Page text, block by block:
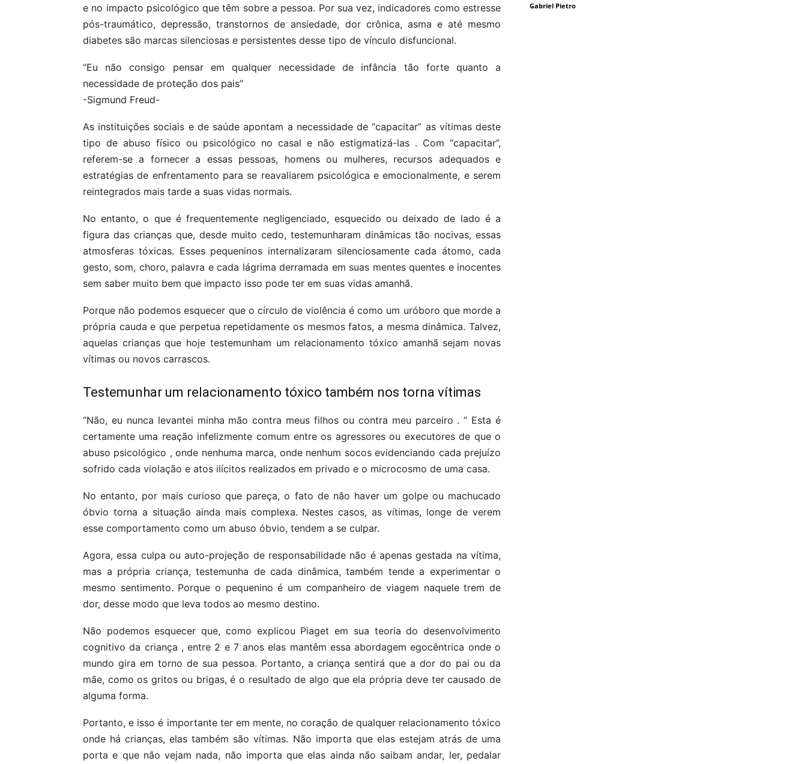
e no impacto psicológico que têm sobre a pessoa. Por sua vez, indicadores como estresse
pós-traumático, depressão, transtornos de ansiedade, dor crônica, asma e até mesmo
diabetes são marcas silenciosas e persistentes desse tipo de vínculo disfuncional.
“Eu não consigo pensar em qualquer necessidade de infância tão forte quanto a
necessidade de proteção dos pais”
-Sigmund Freud-
As instituições sociais e de saúde apontam a necessidade de “capacitar” as vítimas deste
tipo de abuso físico ou psicológico no casal e não estigmatizá-las . Com “capacitar”,
referem-se a fornecer a essas pessoas, homens ou mulheres, recursos adequados e
estratégias de enfrentamento para se reavaliarem psicológica e emocionalmente, e serem
reintegrados mais tarde a suas vidas normais.
No entanto, o que é frequentemente negligenciado, esquecido ou deixado de lado é a
figura das crianças que, desde muito cedo, testemunharam dinâmicas tão nocivas, essas
atmosferas tóxicas. Esses pequeninos internalizaram silenciosamente cada átomo, cada
gesto, som, choro, palavra e cada lágrima derramada em suas mentes quentes e inocentes
sem saber muito bem que impacto isso pode ter em suas vidas amanhã.
Porque não podemos esquecer que o círculo de violência é como um uróboro que morde a
própria cauda e que perpetua repetidamente os mesmos fatos, a mesma dinâmica. Talvez,
aquelas crianças que hoje testemunham um relacionamento tóxico amanhã sejam novas
vítimas ou novos carrascos.
Testemunhar um relacionamento tóxico também nos torna vítimas
“Não, eu nunca levantei minha mão contra meus filhos ou contra meu parceiro . ” Esta é
certamente uma reação infelizmente comum entre os agressores ou executores de que o
abuso psicológico , onde nenhuma marca, onde nenhum socos evidenciando cada prejuízo
sofrido cada violação e atos ilícitos realizados em privado e o microcosmo de uma casa.
No entanto, por mais curioso que pareça, o fato de não haver um golpe ou machucado
óbvio torna a situação ainda mais complexa. Nestes casos, as vítimas, longe de verem
esse comportamento como um abuso óbvio, tendem a se culpar.
Agora, essa culpa ou auto-projeção de responsabilidade não é apenas gestada na vítima,
mas a própria criança, testemunha de cada dinâmica, também tende a experimentar o
mesmo sentimento. Porque o pequenino é um companheiro de viagem naquele trem de
dor, desse modo que leva todos ao mesmo destino.
Não podemos esquecer que, como explicou Piaget em sua teoria do desenvolvimento
cognitivo da criança , entre 2 e 7 anos elas mantêm essa abordagem egocêntrica onde o
mundo gira em torno de sua pessoa. Portanto, a criança sentirá que a dor do pai ou da
mãe, como os gritos ou brigas, é o resultado de algo que ela própria deve ter causado de
alguma forma.
Portanto, e isso é importante ter em mente, no coração de qualquer relacionamento tóxico
onde há crianças, elas também são vítimas. Não importa que elas estejam atrás de uma
porta e que não vejam nada, não importa que elas ainda não saibam andar, ler, pedalar
Gabriel Pietro